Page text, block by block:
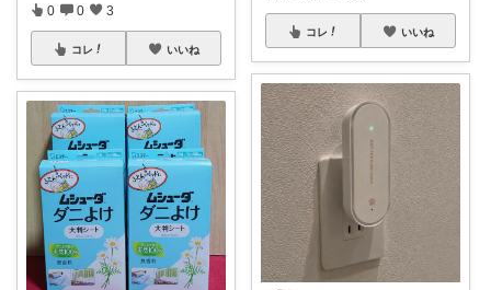
0 0 3
コレ いいね
コレ いいね